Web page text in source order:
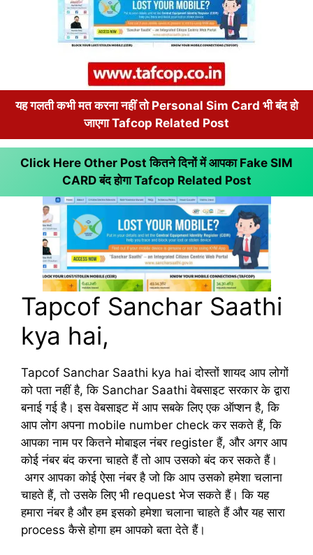
यह गलती कभी मत करना नहीं तो Personal Sim Card भी बंद हो
जाएगा Tafcop Related Post
Click Here Other Post कितने दिनों में आपका Fake SIM
CARD बंद होगाTafcop Related Post
Tapcof Sanchar Saathi
kya hai,
Tapcof Sanchar Saathi kya hai दोस्तों शायद आप लोगों
को पता नहीं है, कि Sanchar Saathi वेबसाइट सरकार के द्वारा
बनाई गई है। इस वेबसाइट में आप सबके लिए एक ऑप्शन है, कि
आप लोग अपना mobile number check कर सकते हैं, कि
आपका नाम पर कितने मोबाइल नंबर register हैं, और अगर आप
कोई नंबर बंद करना चाहते हैं तो आप उसको बंद कर सकते हैं।
अगर आपका कोई ऐसा नंबर है जो कि आप उसको हमेशा चलाना
चाहते हैं, तो उसके लिए भी request भेज सकते हैं। कि यह
हमारा नंबर है और हम इसको हमेशा चलाना चाहते हैं और यह सारा
process कैसे होगा हम आपको बता देते हैं।